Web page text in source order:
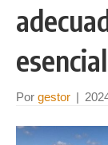
Por gestor